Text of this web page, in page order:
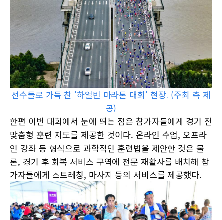
선수들로 가득 찬 '하얼빈 마라톤 대회' 현장. (주최 측 제
공)
한편 이번 대회에서 눈에 띄는 점은 참가자들에게 경기 전
맞춤형 훈련 지도를 제공한 것이다. 온라인 수업, 오프라
인 강좌 등 형식으로 과학적인 훈련법을 제안한 것은 물
론, 경기 후 회복 서비스 구역에 전문 재활사를 배치해 참
가자들에게 스트레칭, 마사지 등의 서비스를 제공했다.